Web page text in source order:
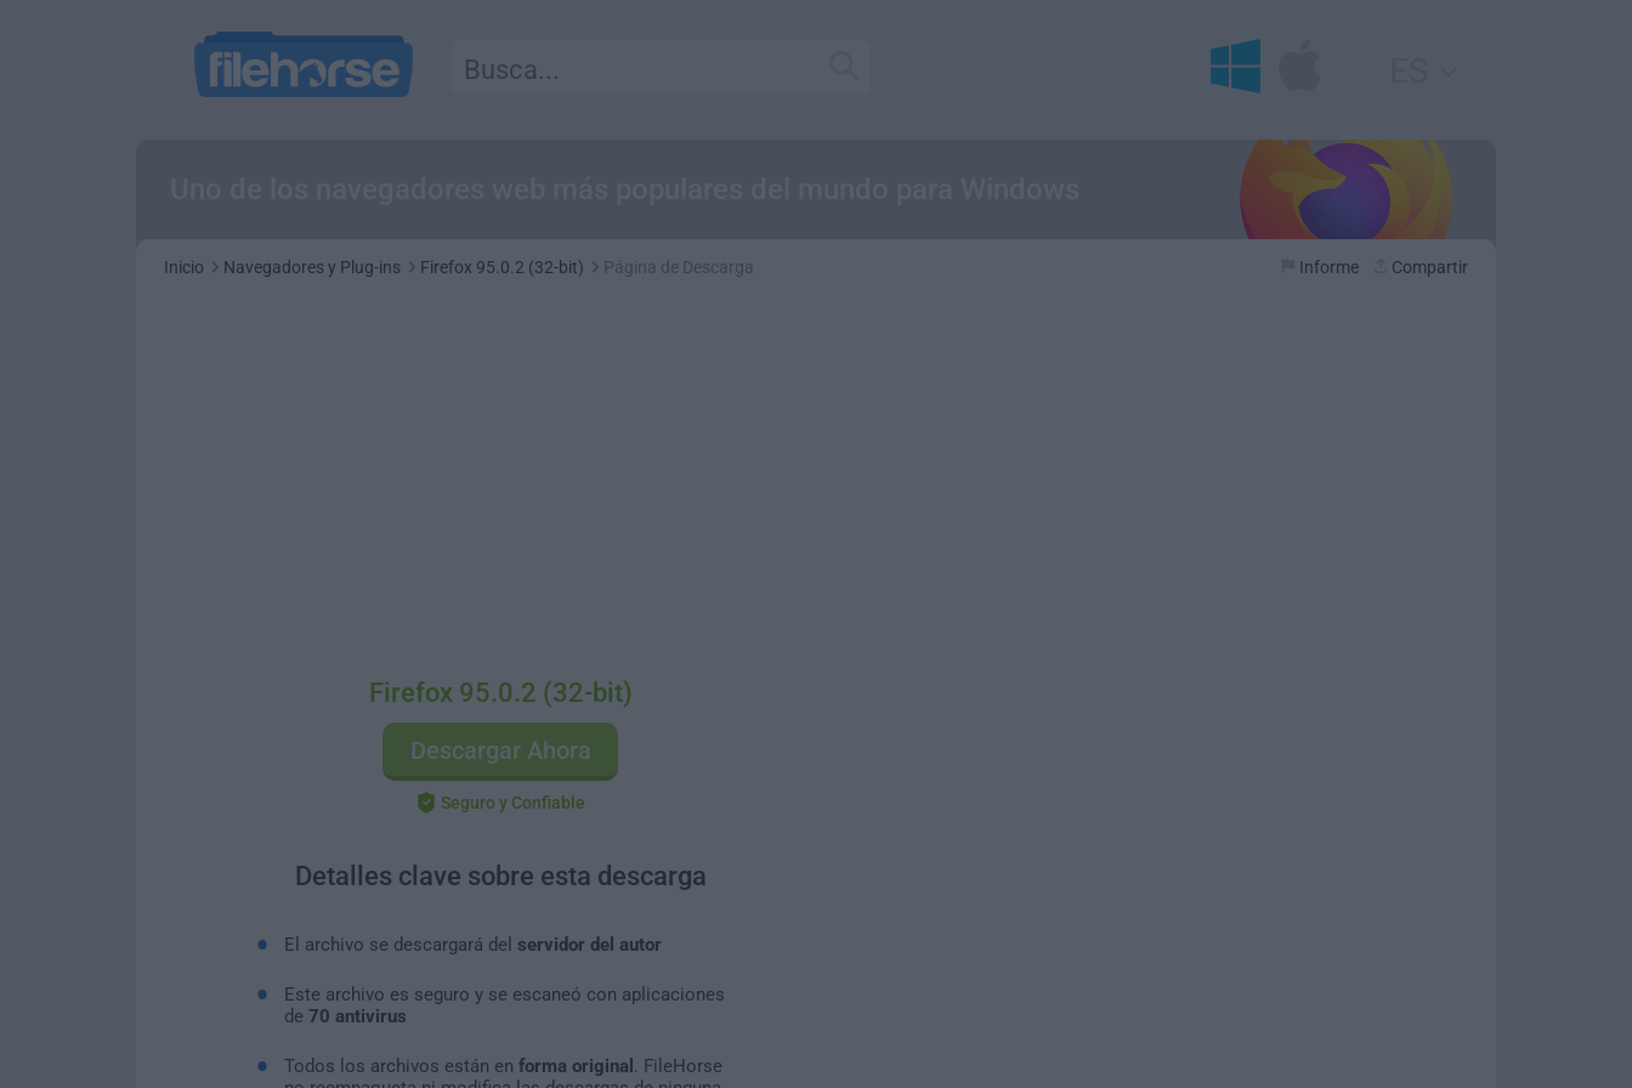
Inicio Navegadores y Plug-ins Firefox 95.0.2 (32-bit) Página de Descarga Informe Compartir
Firefox 95.0.2 (32-bit)
Descargar Ahora
Seguro y Confiable
Detalles clave sobre esta descarga
El archivo se descargará del servidor del autor
Este archivo es seguro y se escaneó con aplicaciones
de 70 antivirus
Todos los archivos están en forma original
. FileHorse